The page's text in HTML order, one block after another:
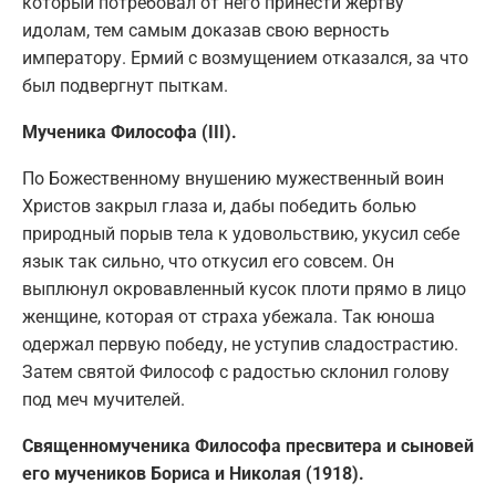
идолам, тем самым доказав свою верность
императору. Ермий с возмущением отказался, за что
был подвергнут пыткам.
Мученика Философа (III).
По Божественному внушению мужественный воин
Христов закрыл глаза и, дабы победить болью
природный порыв тела к удовольствию, укусил себе
язык так сильно, что откусил его совсем. Он
выплюнул окровавленный кусок плоти прямо в лицо
женщине, которая от страха убежала. Так юноша
одержал первую победу, не уступив сладострастию.
Затем святой Философ с радостью склонил голову
под меч мучителей.
Священномученика Философа пресвитера и сыновей
его мучеников Бориса и Николая (1918).